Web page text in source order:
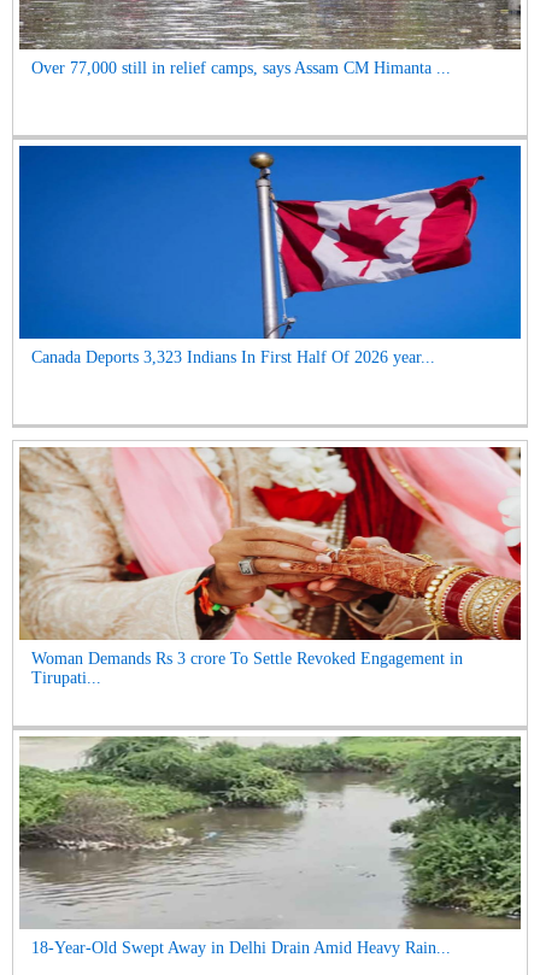
Over 77,000 still in relief camps, says Assam CM Himanta ...
Canada Deports 3,323 Indians In First Half Of 2026 year...
Woman Demands Rs 3 crore To Settle Revoked Engagement in
Tirupati...
18-Year-Old Swept Away in Delhi Drain Amid Heavy Rain...